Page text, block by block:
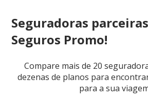
Seguradoras
Seguros Promo!
Compare mais de 20
dezenas de planos para
para a sua